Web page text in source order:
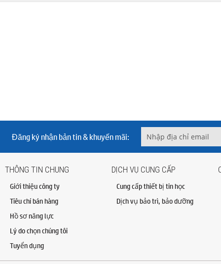
Đăng ký nhận bản tin & khuyến mãi:
THÔNG TIN CHUNG
Giới thiệu công ty
Tiêu chí bán hàng
Hồ sơ năng lực
Lý do chọn chúng tôi
Tuyển dụng
DỊCH VỤ CUNG CẤP
Cung cấp thiết bị tin học
Dịch vụ bảo trì, bảo dưỡng